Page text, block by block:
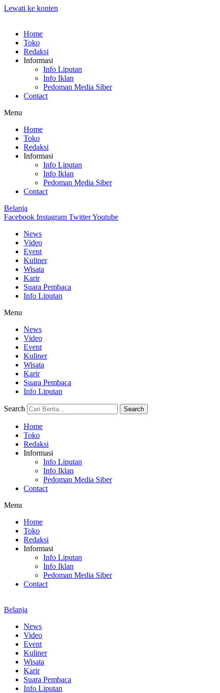
Lewati ke konten
Home
Toko
Redaksi
Informasi
Info Liputan
Info Iklan
Pedoman Media Siber
Contact
Menu
Home
Toko
Redaksi
Informasi
Info Liputan
Info Iklan
Pedoman Media Siber
Contact
Belanja
Facebook Instagram TwitterYoutube
News
Video
Event
Kuliner
Wisata
Karir
Suara Pembaca
Info Liputan
Menu
News
Video
Event
Kuliner
Wisata
Karir
Suara Pembaca
Info Liputan
Search Search
Home
Toko
Redaksi
Informasi
Info Liputan
Info Iklan
Pedoman Media Siber
Contact
Menu
Home
Toko
Redaksi
Informasi
Info Liputan
Info Iklan
Pedoman Media Siber
Contact
Belanja
News
Video
Event
Kuliner
Wisata
Karir
Suara Pembaca
Info Liputan